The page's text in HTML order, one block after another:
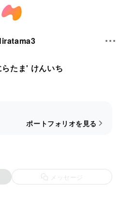
たま' けんいち
ポートフォリオを見る
メッセージ